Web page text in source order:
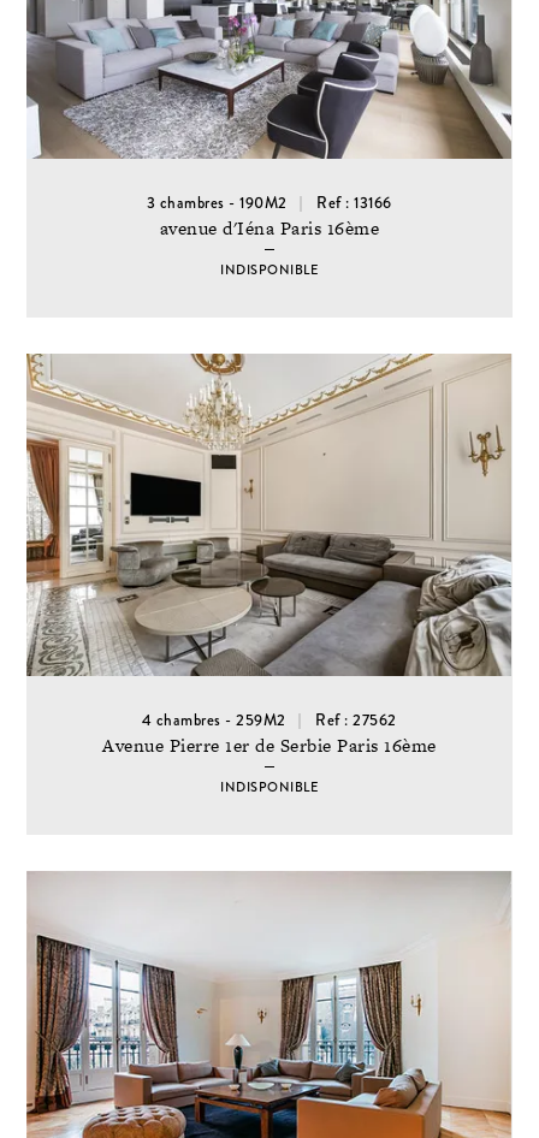
3 chambres - 190M2 Ref : 13166
avenue d'Iéna Paris 16ème
INDISPONIBLE
4 chambres - 259M2 Ref : 27562
Avenue Pierre 1er de Serbie Paris 16ème
INDISPONIBLE